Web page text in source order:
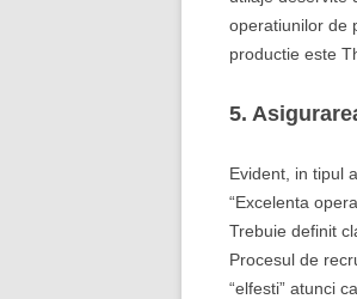
operatiunilor de
productie este
5.
Evident, in tipul
“Excelenta
Trebuie definit
Procesul de
“elfesti” atunci